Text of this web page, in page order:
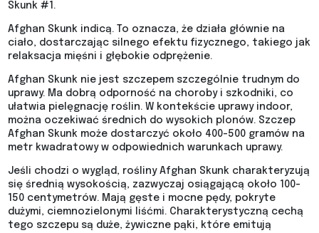
Skunk #1.
Afghan Skunk indicą. To oznacza, że działa głównie na
ciało, dostarczając silnego efektu fizycznego, takiego jak
relaksacja mięśni i głębokie odprężenie.
Afghan Skunk nie jest szczepem szczególnie trudnym do
uprawy. Ma dobrą odporność na choroby i szkodniki, co
ułatwia pielęgnację roślin. W kontekście uprawy indoor,
można oczekiwać średnich do wysokich plonów. Szczep
Afghan Skunk może dostarczyć około 400-500 gramów na
metr kwadratowy w odpowiednich warunkach uprawy.
Jeśli chodzi o wygląd, rośliny Afghan Skunk charakteryzują
się średnią wysokością, zazwyczaj osiągającą około 100-
150 centymetrów. Mają gęste i mocne pędy, pokryte
dużymi, ciemnozielonymi liśćmi. Charakterystyczną cechą
tego szczepu są duże, żywiczne pąki, które emitują